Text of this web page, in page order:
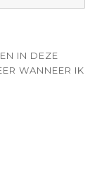
IN DEZE
WANNEER IK